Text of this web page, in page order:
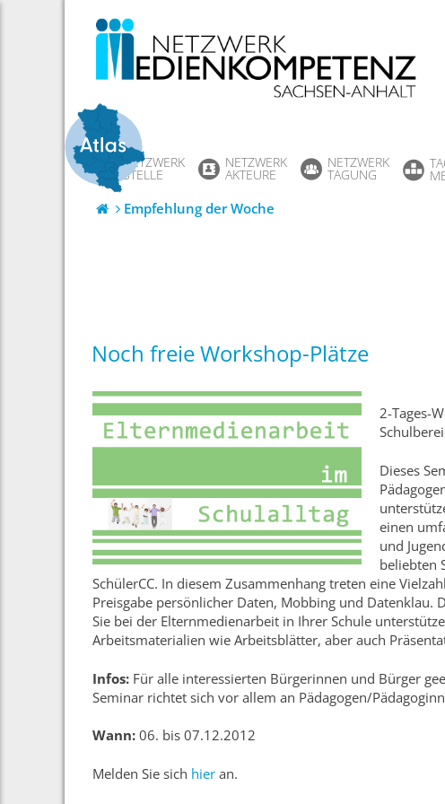
content
NETZWERK
STELLE
NETZWERK
AKTEURE
NETZWERK
TAGUNG
Empfehlung der Woche
Noch freie Workshop-Plätze
2-Tages-
Dieses
einen
und
beliebten
SchülerCC. In diesem Zusammenhang treten eine
Preisgabe persönlicher Daten, Mobbing und Datenklau.
Sie bei der Elternmedienarbeit in Ihrer Schule
Arbeitsmaterialien wie Arbeitsblätter, aber auch
Infos: Für alle interessierten Bürgerinnen und Bürger
Seminar richtet sich vor allem an Pädagogen/
Wann: 06. bis 07.12.2012
Melden Sie sich hier an.